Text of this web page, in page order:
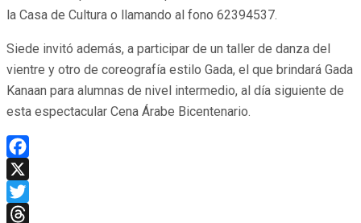
la Casa de Cultura o llamando al fono 62394537.
Siede invitó además, a participar de un taller de danza del
vientre y otro de coreografía estilo Gada, el que brindará Gada
Kanaan para alumnas de nivel intermedio, al día siguiente de
esta espectacular Cena Árabe Bicentenario.
Facebook
X
Twitter